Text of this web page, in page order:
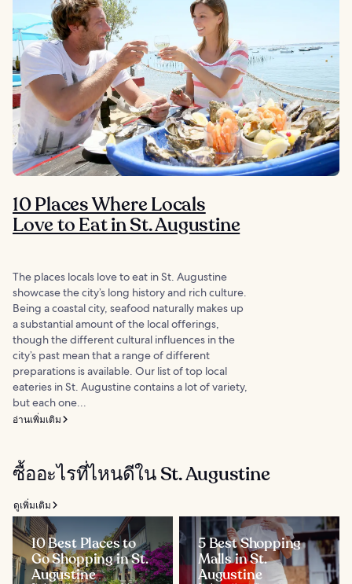
10 Places Where Locals
Love to Eat in St. Augustine
The places locals love to eat in St. Augustine
showcase the city’s long history and rich culture.
Being a coastal city, seafood naturally makes up
a substantial amount of the local offerings,
though the different cultural influences in the
city’s past mean that a range of different
preparations is available. Our list of top local
eateries in St. Augustine contains a lot of variety,
but each one...
อ่านเพิ่มเติม
ซื้ออะไรที่ไหนดีใน St. Augustine
ดูเพิ่มเติม
10 Best Places to
Go Shopping in St.
Augustine
5 Best Shopping
Malls in St.
Augustine